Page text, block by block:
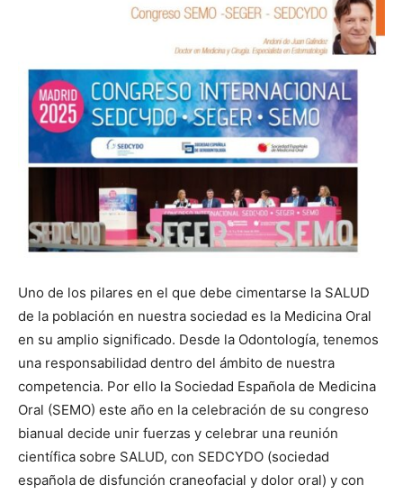
Uno de los pilares en el que debe cimentarse la SALUD
de la población en nuestra sociedad es la Medicina Oral
en su amplio significado. Desde la Odontología, tenemos
una responsabilidad dentro del ámbito de nuestra
competencia. Por ello la Sociedad Española de Medicina
Oral (SEMO) este año en la celebración de su congreso
bianual decide unir fuerzas y celebrar una reunión
científica sobre SALUD, con SEDCYDO (sociedad
española de disfunción craneofacial y dolor oral) y con